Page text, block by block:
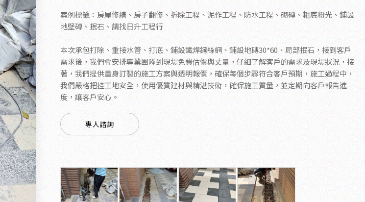
案例標籤：房屋修繕、房子翻修、拆除工程、泥作工程、防水工程、砌磚、粗底粉光、鋪設
地壁磚、抿石、請找日升工程行
本次承包打除、重接水管、打底、鋪設鐵焊鋼絲網、鋪設地磚30*60、局部抿石，接到客戶
需求後，我們會安排專業團隊到現場免費估價與丈量，仔細了解客戶的需求及現場狀況，接
著，我們提供量身訂製的施工方案與透明報價，確保每個步驟符合客戶預期，施工過程中，
我們嚴格把控工地安全，使用優質建材與精湛技術，確保施工質量，並定期向客戶報告進
度，讓客戶安心。
專人諮詢